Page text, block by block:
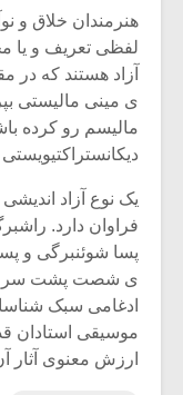
هنرمندان خلاق و
لفظی تعریف و یا
آزاد هستند که در
ی مینی مالیستی
مالیسم رو کرده
یک نوع آزاد
فراوان دارد.
پسا شوئنبرگی و
ی شصت پشت سر
ادغامی سبک
موسیقی استادان
ارزش معنوی آثار